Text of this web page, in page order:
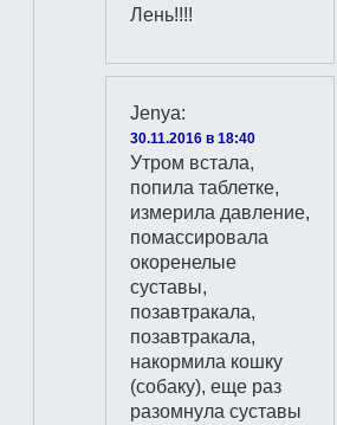
Лень!!!!
Jenyа:
30.11.2016 в 18:40
Утром встала,
попила таблетке,
измерила давление,
помассировала
окоренелые
суставы,
позавтракала,
позавтракала,
накормила кошку
(собаку), еще раз
разомнула суставы